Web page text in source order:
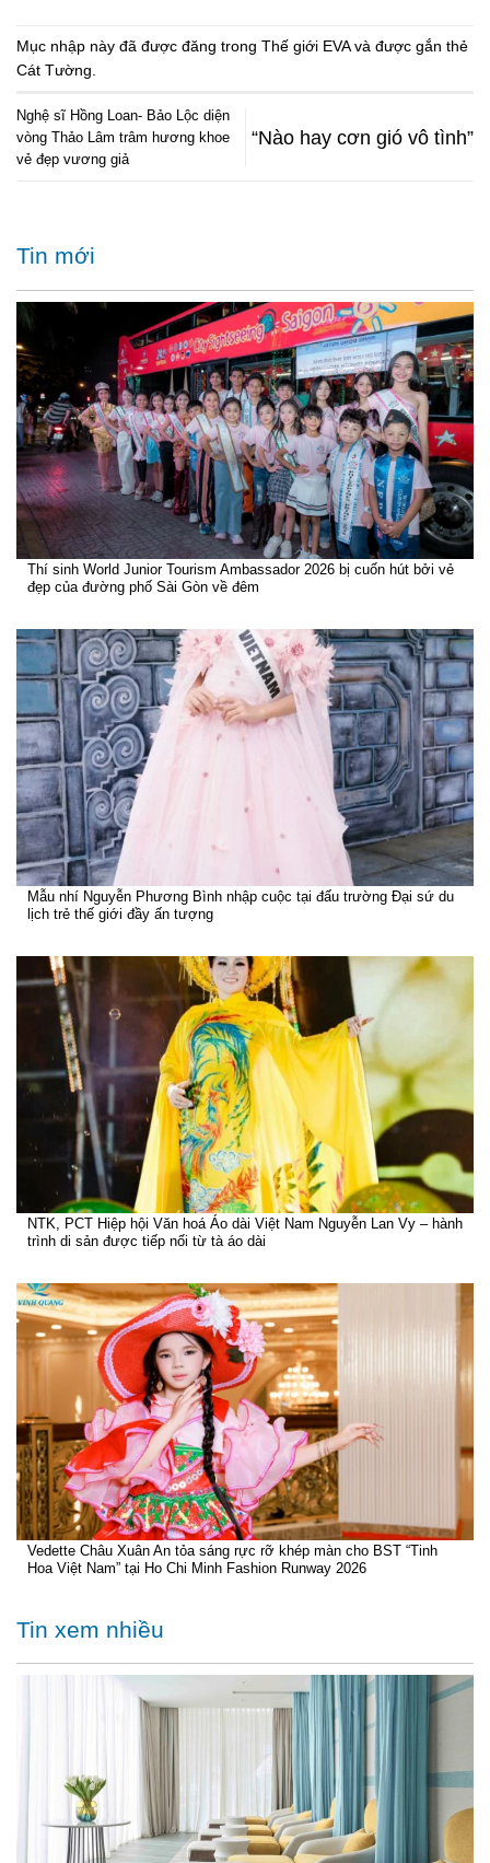
Mục nhập này đã được đăng trong Thế giới EVAvà được gắn thẻ
Cát Tường
Nghệ sĩ Hồng Loan- Bảo Lộc diện
vòng Thảo Lâm trâm hương khoe
vẻ đẹp vương giả
“Nào hay cơn gió vô tình”
Tin mới
Thí sinh World Junior Tourism Ambassador 2026 bị cuốn hút bởi vẻ
đẹp của đường phố Sài Gòn về đêm
Mẫu nhí Nguyễn Phương Bình nhập cuộc tại đấu trường Đại sứ du
lịch trẻ thế giới đầy ấn tượng
NTK, PCT Hiệp hội Văn hoá Áo dài Việt Nam Nguyễn Lan Vy – hành
trình di sản được tiếp nối từ tà áo dài
Vedette Châu Xuân An tỏa sáng rực rỡ khép màn cho BST “Tinh
Hoa Việt Nam” tại Ho Chi Minh Fashion Runway 2026
Tin xem nhiều